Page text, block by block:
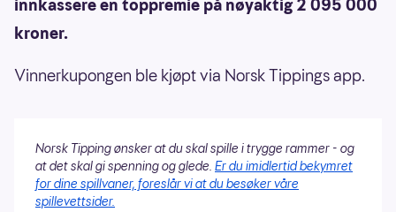
innkassere en toppremie på nøyaktig 2 095 000
kroner.
Vinnerkupongen ble kjøpt via Norsk Tippings app.
Norsk Tipping ønsker at du skal spille i trygge rammer - og
at det skal gi spenning og glede. Er du imidlertid bekymret
for dine spillvaner, foreslår vi at du besøker våre
spillevettsider.